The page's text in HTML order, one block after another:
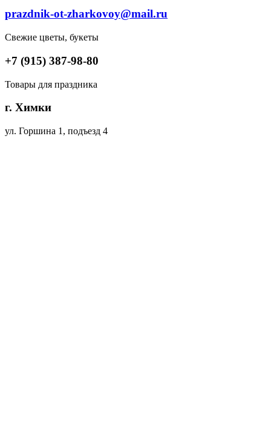
prazdnik-ot-zharkovoy@mail.ru
Свежие цветы, букеты
+7 (915) 387-98-80
Товары для праздника
г. Химки
ул. Горшина 1, подъезд 4